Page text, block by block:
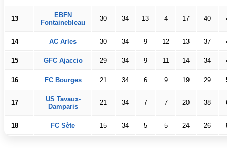
13
EBFN
Fontainebleau
30 34 13 4 17 40
14 AC Arles 30 34 9 12 13 37
15 GFC Ajaccio 29 34 9 11 14 34
16 FC Bourges 21 34 6 9 19 29
17
US Tavaux-
Damparis
21 34 7 7 20 38
18 FC Sète 15 34 5 5 24 26